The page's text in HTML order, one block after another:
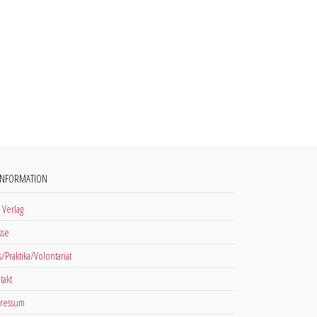
Praktika/Volontariat